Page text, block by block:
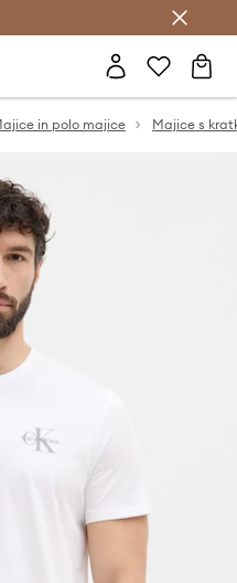
in polo majice Majice s